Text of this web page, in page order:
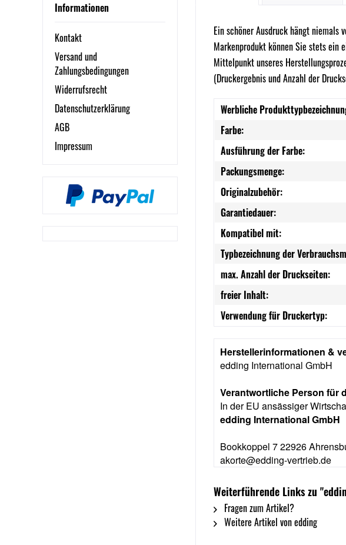
Informationen
Kontakt
Versand und
Zahlungsbedingungen
Widerrufsrecht
Datenschutzerklärung
AGB
Impressum
Ein schöner Ausdruck hängt niemals
Markenprodukt können Sie stets ein
Mittelpunkt unseres
(Druckergebnis und Anzahl der
Werbliche
Farbe:
Ausführung der Farbe:
Packungsmenge:
Originalzubehör:
Garantiedauer:
Kompatibel mit:
Typbezeichnung der
max. Anzahl der Druckseiten:
freier Inhalt:
Verwendung für Druckertyp:
Herstellerinformationen &
edding International GmbH
Verantwortliche Person für
In der EU ansässiger
edding International GmbH
Bookkoppel 7 22926
akorte@edding-vertrieb.de
Weiterführende Links zu
Fragen zum Artikel?
Weitere Artikel von edding